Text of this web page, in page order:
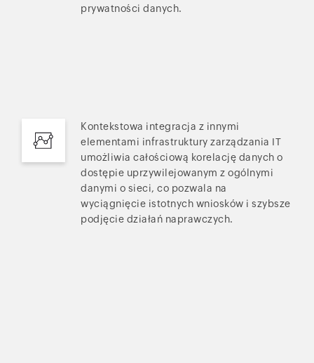
prywatności danych.
Kontekstowa integracja z innymi
elementami infrastruktury zarządzania IT
umożliwia całościową korelację danych o
dostępie uprzywilejowanym z ogólnymi
danymi o sieci, co pozwala na
wyciągnięcie istotnych wniosków i szybsze
podjęcie działań naprawczych.